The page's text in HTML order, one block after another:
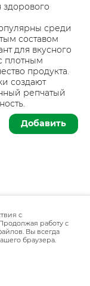
среди
составом
для вкусного
плотным
продукта.
создают
репчатый
Добавить
с
работу с
Вы всегда
браузера.